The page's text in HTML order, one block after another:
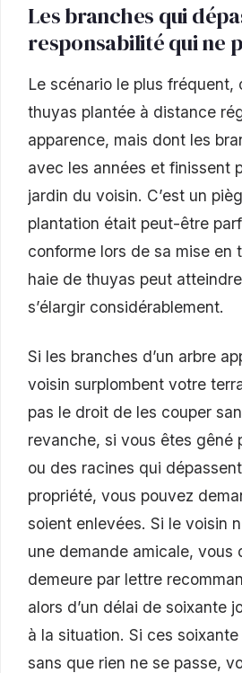
Les branches qui
responsabilité qui ne
Le scénario le plus fréquent,
thuyas plantée à distance
apparence, mais dont les
avec les années et finissent
jardin du voisin. C’est un
plantation était peut-être
conforme lors de sa mise en
haie de thuyas peut
s’élargir considérablement.
Si les branches d’un arbre
voisin surplombent votre
pas le droit de les couper
revanche, si vous êtes gêné
ou des racines qui
propriété, vous pouvez
soient enlevées. Si le voisin
une demande amicale, vous
demeure par lettre
alors d’un délai de soixante
à la situation. Si ces
sans que rien ne se passe,